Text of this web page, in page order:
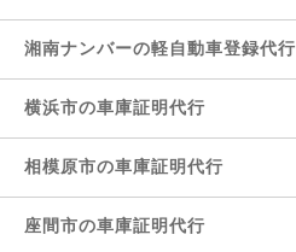
湘南ナンバーの軽自動車登録代行
横浜市の車庫証明代行
相模原市の車庫証明代行
座間市の車庫証明代行